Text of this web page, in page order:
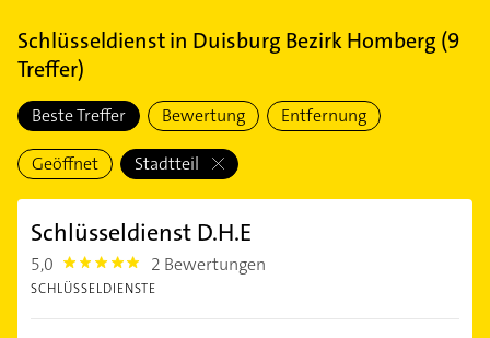
Schlüsseldienstin Duisburg Bezirk Homberg (9
Treffer)
Beste Treffer Bewertung Entfernung
Geöffnet Stadtteil
Schlüsseldienst D.H.E
5,0 5.0 2 Bewertungen
SCHLÜSSELDIENSTE